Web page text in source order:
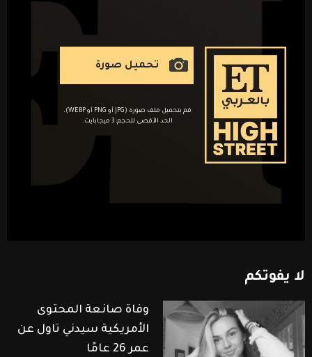
تحميل صورة
قم بتحميل ملف صورة (JPG أو PNG أو WEBP).
الحد الأقصى للحجم: 3 ميجابايت.
لا يفوتكم
وفاة صانعة المحتوى
الأمريكية سيدني تاول عن
عمر 26 عامًا